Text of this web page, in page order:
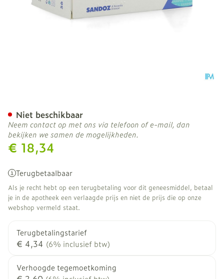
€ 18,34
Terugbetaalbaar
Als je recht hebt op een terugbetaling voor dit geneesmiddel, betaal
je in de apotheek een verlaagde prijs en niet de prijs die op onze
webshop vermeld staat.
Terugbetalingstarief
€ 4,34 (6% inclusief btw)
Verhoogde tegemoetkoming
Niet beschikbaar
Neem contact op met ons via telefoon of e-mail, dan
bekijken we samen de mogelijkheden.